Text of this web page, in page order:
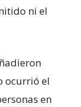
ni el
ocurrió el
en